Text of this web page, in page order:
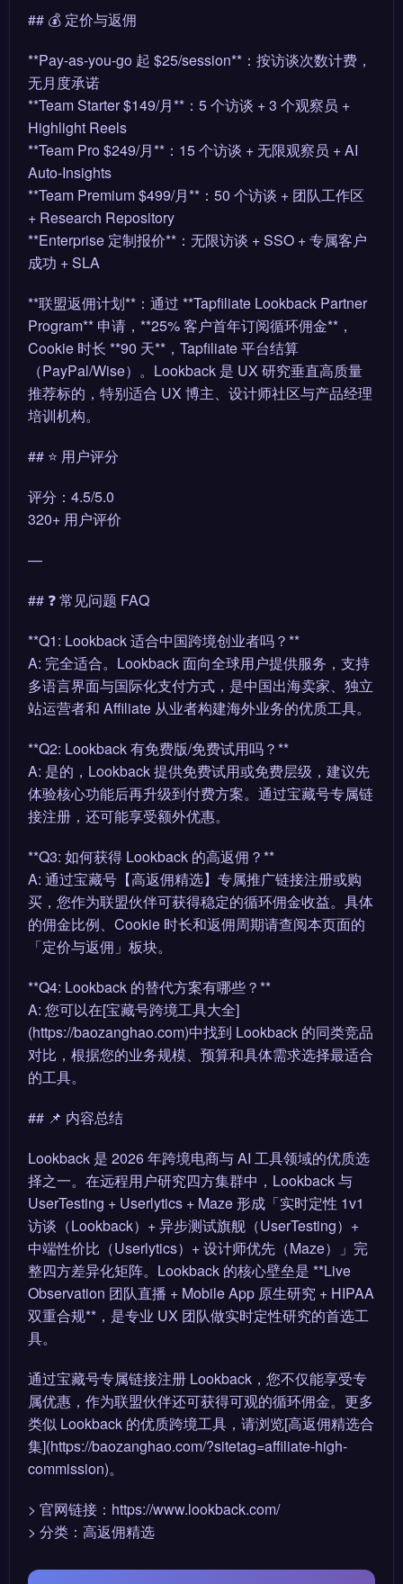
## 💰 定价与返佣
**Pay-as-you-go 起 $25/session**：按访谈次数计费，
无月度承诺
**Team Starter $149/月**：5 个访谈 + 3 个观察员 +
Highlight Reels
**Team Pro $249/月**：15 个访谈 + 无限观察员 + AI
Auto-Insights
**Team Premium $499/月**：50 个访谈 + 团队工作区
+ Research Repository
**Enterprise 定制报价**：无限访谈 + SSO + 专属客户
成功 + SLA
**联盟返佣计划**：通过 **Tapfiliate Lookback Partner
Program** 申请，**25% 客户首年订阅循环佣金**，
Cookie 时长 **90 天**，Tapfiliate 平台结算
（PayPal/Wise）。Lookback 是 UX 研究垂直高质量
推荐标的，特别适合 UX 博主、设计师社区与产品经理
培训机构。
## ⭐ 用户评分
评分：4.5/5.0
320+ 用户评价
—
## ❓ 常见问题 FAQ
**Q1: Lookback 适合中国跨境创业者吗？**
A: 完全适合。Lookback 面向全球用户提供服务，支持
多语言界面与国际化支付方式，是中国出海卖家、独立
站运营者和 Affiliate 从业者构建海外业务的优质工具。
**Q2: Lookback 有免费版/免费试用吗？**
A: 是的，Lookback 提供免费试用或免费层级，建议先
体验核心功能后再升级到付费方案。通过宝藏号专属链
接注册，还可能享受额外优惠。
**Q3: 如何获得 Lookback 的高返佣？**
A: 通过宝藏号【高返佣精选】专属推广链接注册或购
买，您作为联盟伙伴可获得稳定的循环佣金收益。具体
的佣金比例、Cookie 时长和返佣周期请查阅本页面的
「定价与返佣」板块。
**Q4: Lookback 的替代方案有哪些？**
A: 您可以在[宝藏号跨境工具大全]
(https://baozanghao.com)中找到 Lookback 的同类竞品
对比，根据您的业务规模、预算和具体需求选择最适合
的工具。
## 📌 内容总结
Lookback 是 2026 年跨境电商与 AI 工具领域的优质选
择之一。在远程用户研究四方集群中，Lookback 与
UserTesting + Userlytics + Maze 形成「实时定性 1v1
访谈（Lookback）+ 异步测试旗舰（UserTesting）+
中端性价比（Userlytics）+ 设计师优先（Maze）」完
整四方差异化矩阵。Lookback 的核心壁垒是 **Live
Observation 团队直播 + Mobile App 原生研究 + HIPAA
双重合规**，是专业 UX 团队做实时定性研究的首选工
具。
通过宝藏号专属链接注册 Lookback，您不仅能享受专
属优惠，作为联盟伙伴还可获得可观的循环佣金。更多
类似 Lookback 的优质跨境工具，请浏览[高返佣精选合
集](https://baozanghao.com/?sitetag=affiliate-high-
commission)。
> 官网链接：https://www.lookback.com/
> 分类：高返佣精选